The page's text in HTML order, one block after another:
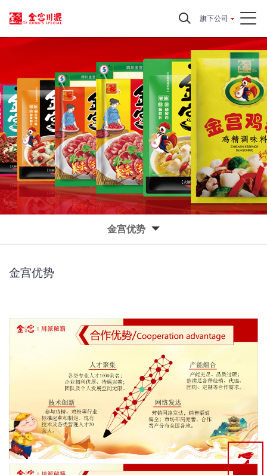
旗下公司
金宫优势
金宫优势
